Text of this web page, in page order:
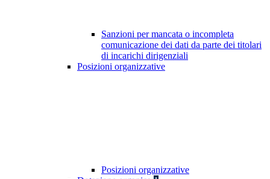
Sanzioni per mancata o incompleta
comunicazione dei dati da parte dei titolari
di incarichi dirigenziali
Posizioni organizzative
Posizioni organizzative